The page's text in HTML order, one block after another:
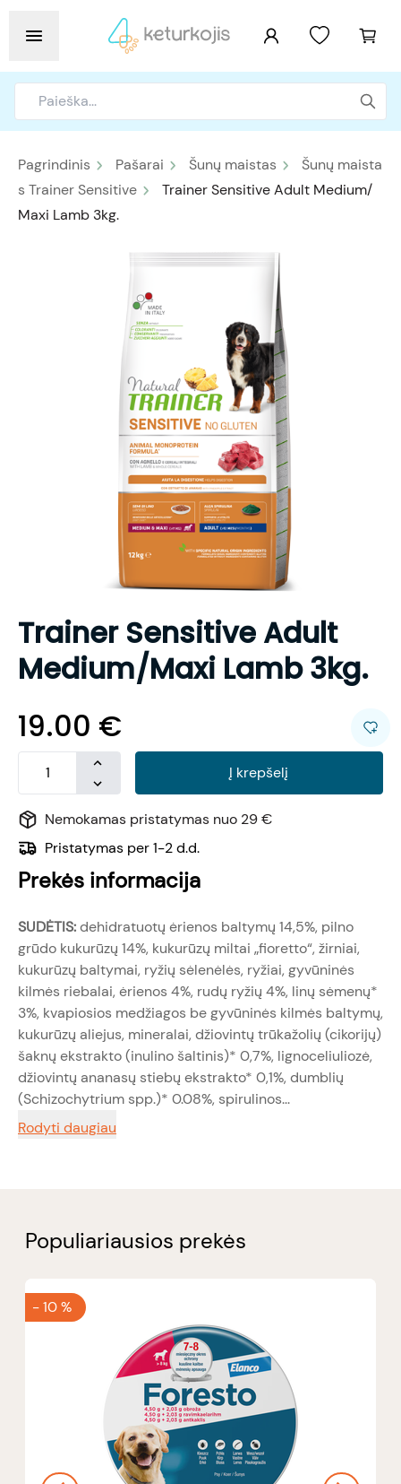
Pagrindinis Pašarai Šunų maistas
Šunų maista
s Trainer Sensitive
Trainer Sensitive Adult Medium/
Maxi Lamb 3kg.
Trainer Sensitive Adult
Medium/Maxi Lamb 3kg.
19.00 €
Į krepšelį
Nemokamas pristatymas nuo 29 €
Pristatymas per 1-2 d.d.
Prekės informacija
SUDĖTIS:dehidratuotų ėrienos baltymų 14,5%, pilno
grūdo kukurūzų 14%, kukurūzų miltai „fioretto“, žirniai,
kukurūzų baltymai, ryžių sėlenėlės, ryžiai, gyvūninės
kilmės riebalai, ėrienos 4%, rudų ryžių 4%, linų sėmenų*
3%, kvapiosios medžiagos be gyvūninės kilmės baltymų,
kukurūzų aliejus, mineralai, džiovintų trūkažolių (cikorijų)
šaknų ekstrakto (inulino šaltinis)* 0,7%, lignoceliuliozė,
džiovintų ananasų stiebų ekstrakto* 0,1%, dumblių
(Schizochytrium spp.)* 0.08%, spirulinos...
Rodyti daugiau
Populiariausios prekės
-10 %